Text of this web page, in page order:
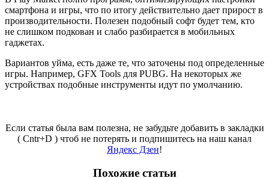
смартфона и игры, что по итогу действительно дает прирост в
производительности. Полезен подобный софт будет тем, кто
не слишком подкован и слабо разбирается в мобильных
гаджетах.
Вариантов уйма, есть даже те, что заточены под определенные
игры. Например, GFX Tools для PUBG. На некоторых же
устройствах подобные инструменты идут по умолчанию.
Если статья была вам полезна, не забудьте добавить в закладки
( Cntr+D ) чтоб не потерять и подпишитесь на наш канал
Яндекс Дзен!
Похожие статьи